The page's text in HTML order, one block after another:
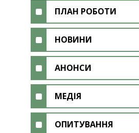
ПЛАН РОБОТИ
НОВИНИ
АНОНСИ
МЕДІЯ
ОПИТУВАННЯ